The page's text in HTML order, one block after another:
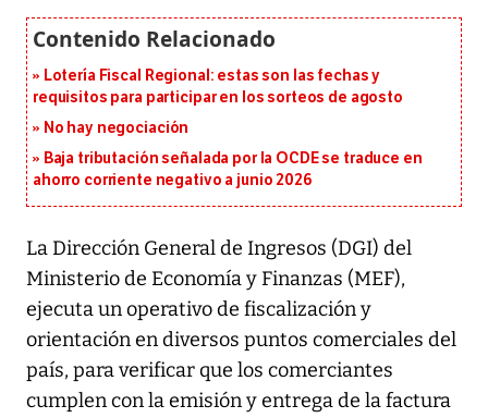
Lotería Fiscal Regional: estas son las fechas y
requisitos para participar en los sorteos de agosto
No hay negociación
Baja tributación señalada por la OCDE se traduce en
ahorro corriente negativo a junio 2026
La Dirección General de Ingresos (DGI) del
Ministerio de Economía y Finanzas (MEF),
ejecuta un operativo de fiscalización y
orientación en diversos puntos comerciales del
país, para verificar que los comerciantes
cumplen con la emisión y entrega de la factura